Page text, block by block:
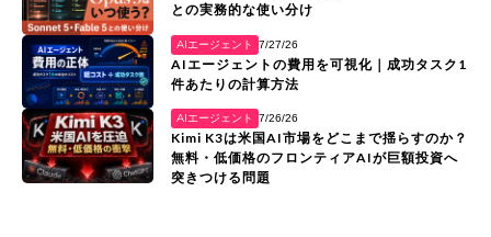
との実務的な使い分け
AIエージェント 7/27/26
AIエージェントの費用を可視化｜成功タスク1
件あたりの計算方法
AIエージェント 7/26/26
Kimi K3は米国AI市場をどこまで揺らすのか？
無料・低価格のフロンティアAIが巨額投資へ
突きつける問題